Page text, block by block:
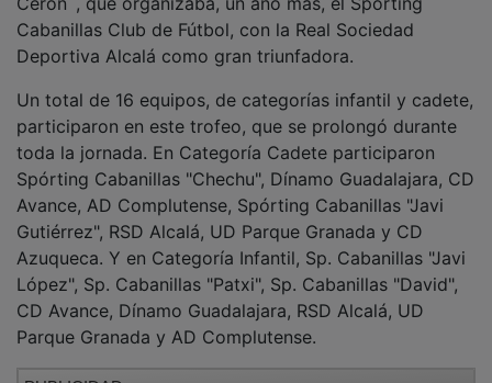
Cabanillas Club de Fútbol, con la Real Sociedad
Deportiva Alcalá como gran triunfadora.
participaron en este trofeo, que se prolongó durante
toda la jornada. En Categoría Cadete participaron
Spórting Cabanillas "Chechu", Dínamo Guadalajara, CD
Avance, AD Complutense, Spórting Cabanillas "Javi
Gutiérrez", RSD Alcalá, UD Parque Granada y CD
Azuqueca. Y en Categoría Infantil, Sp. Cabanillas "Javi
López", Sp. Cabanillas "Patxi", Sp. Cabanillas "David",
CD Avance, Dínamo Guadalajara, RSD Alcalá, UD
Parque Granada y AD Complutense.